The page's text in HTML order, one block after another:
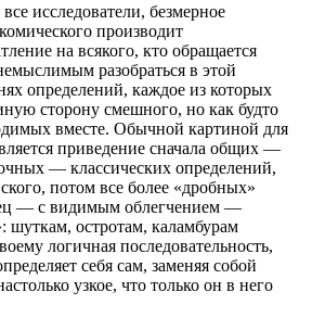
исследователи, безмерное
производит
на всякого, кто обращается
разобраться в этой
определений, каждое из которых
сторону смешного, но как будто
вместе. Обычной картиной для
приведение сначала общих —
— классических определений,
потом все более «дробных»
— с видимым облегчением —
шуткам, остротам, каламбурам
логичная последовательность,
себя сам, заменяя собой
узкое, что только он в него